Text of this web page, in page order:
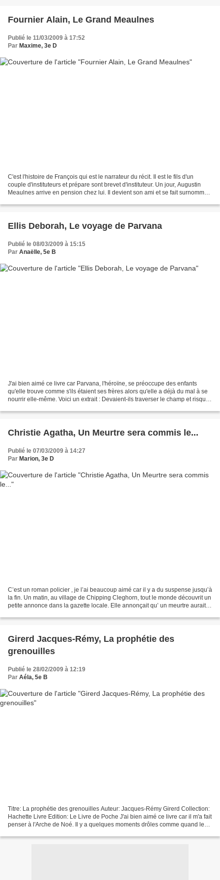
Fournier Alain, Le Grand Meaulnes
Publié le 11/03/2009 à 17:52
Par Maxime, 3e D
C'est l'histoire de François qui est le narrateur du récit. Il est le fils d'un
couple d'instituteurs et prépare sont brevet d'instituteur. Un jour, Augustin
Meaulnes arrive en pension chez lui. Il devient son ami et se fait surnommer
Ellis Deborah, Le voyage de Parvana
Publié le 08/03/2009 à 15:15
Par Anaëlle, 5e B
J'ai bien aimé ce livre car Parvana, l'héroïne, se préoccupe des enfants
qu'elle trouve comme s'ils étaient ses frères alors qu'elle a déjà du mal à se
nourrir elle-même. Voici un extrait : Devaient-ils traverser le champ et risquer
Christie Agatha, Un Meurtre sera commis le...
Publié le 07/03/2009 à 14:27
Par Marion, 3e D
C’est un roman policier , je l’ai beaucoup aimé car il y a du suspense jusqu’à
la fin. Un matin, au village de Chipping Cleghorn, tout le monde découvrit un
petite annonce dans la gazette locale. Elle annonçait qu’ un meurtre aurait
Girerd Jacques-Rémy, La prophétie des
grenouilles
Publié le 28/02/2009 à 12:19
Par Aéla, 5e B
Titre: La prophétie des grenouilles Auteur: Jacques-Rémy Girerd Collection:
Hachette Livre Edition: Le Livre de Poche J'ai bien aimé ce livre car il m'a fait
penser à l'Arche de Noé. Il y a quelques moments drôles comme quand les